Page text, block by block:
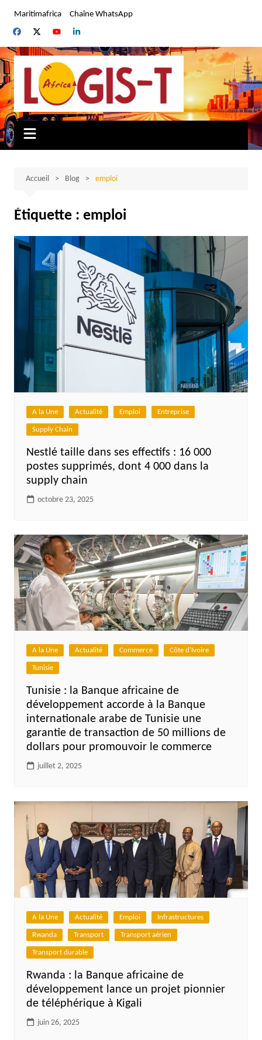
contenu
Maritimafrica Chaîne WhatsApp
Accueil Blog emploi
Étiquette : emploi
A la Une Actualité Emploi Entreprise
Supply Chain
Nestlé taille dans ses effectifs : 16 000
postes supprimés, dont 4 000 dans la
supply chain
octobre 23, 2025
A la Une Actualité Commerce Côte d'Ivoire
Tunisie
Tunisie : la Banque africaine de
développement accorde à la Banque
internationale arabe de Tunisie une
garantie de transaction de 50 millions de
dollars pour promouvoir le commerce
juillet 2, 2025
A la Une Actualité Emploi Infrastructures
Rwanda Transport Transport aérien
Transport durable
Rwanda : la Banque africaine de
développement lance un projet pionnier
de téléphérique à Kigali
juin 26, 2025